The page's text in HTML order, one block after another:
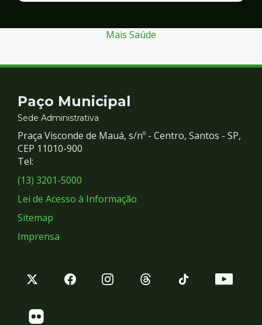
Segurança
Mais Saúde
Contato
e
Redes
Sociais
Paço Municipal
Sede Administrativa
Praça Visconde de Mauá, s/nº - Centro, Santos - SP,
CEP 11010-900
Tel:
(13) 3201-5000
Lei de Acesso à Informação
Sitemap
Imprensa